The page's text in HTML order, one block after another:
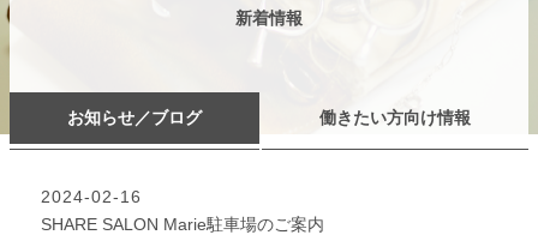
新着情報
お知らせ／ブログ 働きたい方向け情報
2024-02-16
SHARE SALON Marie駐車場のご案内